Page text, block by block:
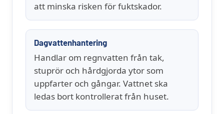
att minska risken för fuktskador.
Dagvattenhantering
Handlar om regnvatten från tak,
stuprör och hårdgjorda ytor som
uppfarter och gångar. Vattnet ska
ledas bort kontrollerat från huset.